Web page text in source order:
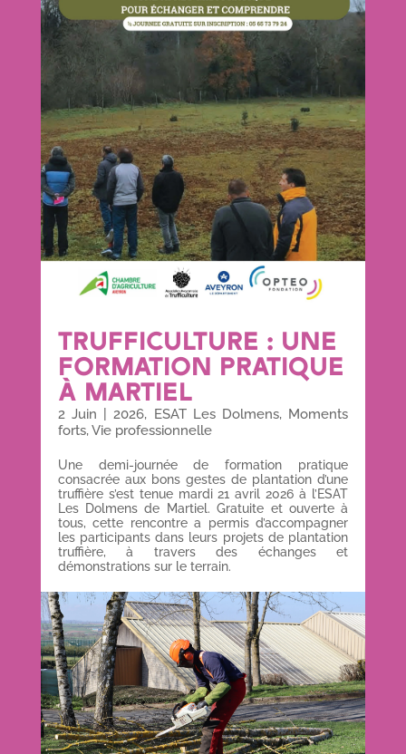
TRUFFICULTURE : UNE
FORMATION PRATIQUE
À MARTIEL
2 Juin 2026, ESAT Les Dolmens, Moments
forts,Vie professionnelle
Une demi-journée de formation pratique
consacrée aux bons gestes de plantation d’une
truffière s’est tenue mardi 21 avril 2026 à l’ESAT
Les Dolmens de Martiel. Gratuite et ouverte à
tous, cette rencontre a permis d’accompagner
les participants dans leurs projets de plantation
truffière, à travers des échanges et
démonstrations sur le terrain.